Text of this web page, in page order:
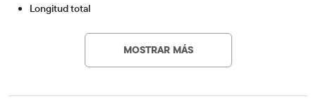
Longitud total
MOSTRAR MÁS